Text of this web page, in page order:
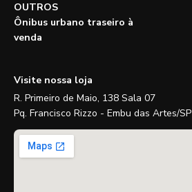
OUTROS
Ônibus urbano traseiro à
venda
Visite nossa loja
R. Primeiro de Maio, 138 Sala 07
Pq. Francisco Rizzo - Embu das Artes/SP